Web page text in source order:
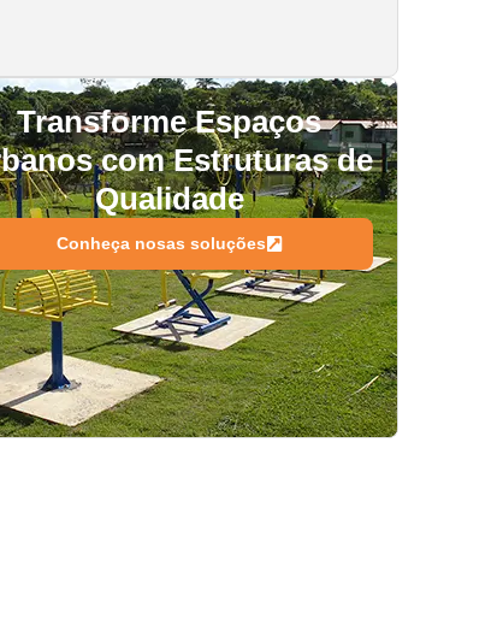
Transforme Espaços
com Estruturas de
Qualidade
Conheça nosas soluções